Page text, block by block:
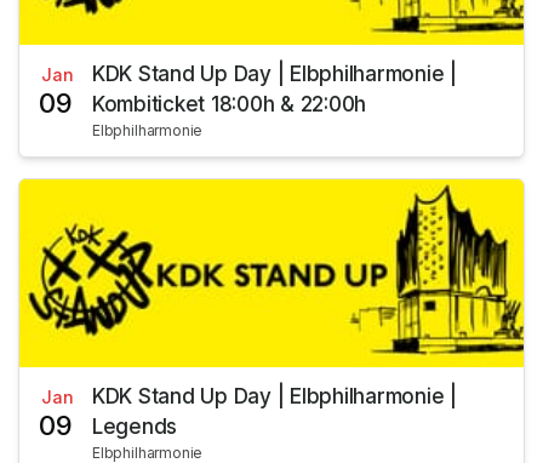
Jan
09
KDK Stand Up Day | Elbphilharmonie |
Kombiticket 18:00h & 22:00h
Elbphilharmonie
Jan
09
KDK Stand Up Day | Elbphilharmonie |
Legends
Elbphilharmonie